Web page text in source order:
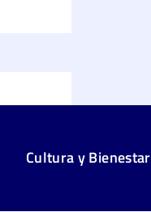
Cultura y Bienestar